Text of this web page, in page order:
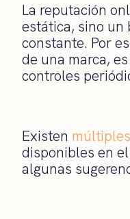
La reputación
estática, sino un
constante. Por
de una marca,
controles
Existen
disponibles en
algunas